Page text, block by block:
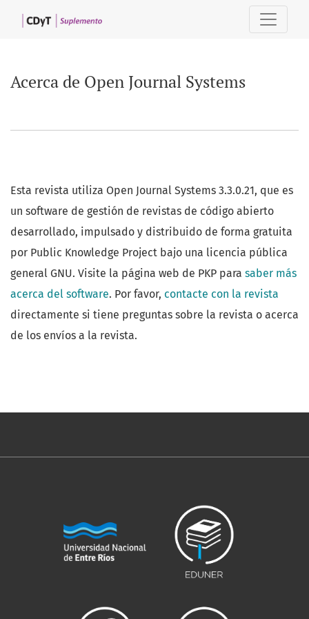
Acerca de Open Journal Systems
Esta revista utiliza Open Journal Systems 3.3.0.21, que es
un software de gestión de revistas de código abierto
desarrollado, impulsado y distribuido de forma gratuita
por Public Knowledge Project bajo una licencia pública
general GNU. Visite la página web de PKP para saber más
acerca del software. Por favor, contacte con la revista
directamente si tiene preguntas sobre la revista o acerca
de los envíos a la revista.